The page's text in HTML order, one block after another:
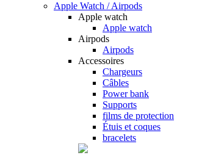
Apple Watch / Airpods
Apple watch
Apple watch
Airpods
Airpods
Accessoires
Chargeurs
Câbles
Power bank
Supports
films de protection
Étuis et coques
bracelets